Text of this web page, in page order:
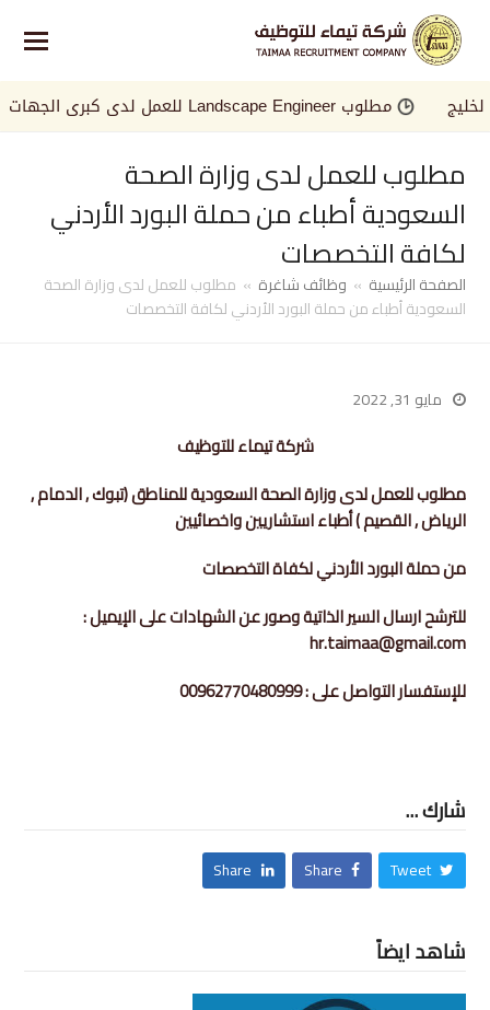
مطلوب Landscape Engineer للعمل لدى كبرى الجهات في الخليج
مطلوب للعمل لدى وزارة الصحة
السعودية أطباء من حملة البورد الأردني
لكافة التخصصات
الصفحة الرئيسية » وظائف شاغرة » مطلوب للعمل لدى وزارة الصحة
السعودية أطباء من حملة البورد الأردني لكافة التخصصات
مايو 31, 2022
شركة تيماء للتوظيف
مطلوب للعمل لدى وزارة الصحة السعودية للمناطق (تبوك , الدمام ,
الرياض , القصيم ) أطباء استشاريين واخصائيين
من حملة البورد الأردني لكفاة التخصصات
للترشح ارسال السير الذاتية وصور عن الشهادات على الإيميل :
hr.taimaa@gmail.com
للإستفسار التواصل على : 00962770480999
شارك ...
Tweet
Share
Share
شاهد ايضاً